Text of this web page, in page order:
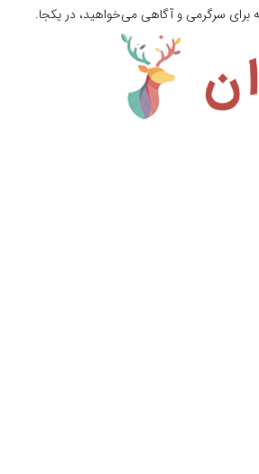
برای سرگرمی و آگاهی می‌خواهید، در یکجا.